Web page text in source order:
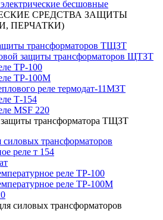
бесшовные
трансформаторов ТЩЗТ
защиты трансформаторов ЩТЗТ
ТР-100
ТР-100М
реле термодат-11МЗТ
Т-154
MSF 220
силовых трансформаторов
реле т 154
реле ТР-100
реле ТР-100М